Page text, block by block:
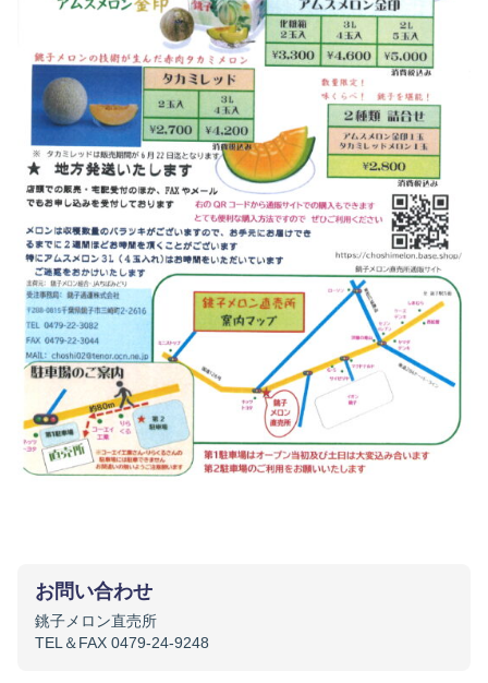
お問い合わせ
銚子メロン直売所
TEL＆FAX 0479-24-9248